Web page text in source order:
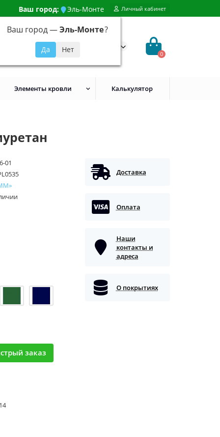
Ваш город: Эль-Монте
Ваш город —Эль-Монте?
Личный кабинет
648-92-94
0
Элементы кровли Калькулятор
01
заказ
Доставка
Оплата
Наши
контакты и
адреса
О покрытиях